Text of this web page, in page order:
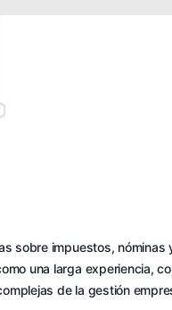
sobre impuestos,
una larga experiencia,
de la gestión